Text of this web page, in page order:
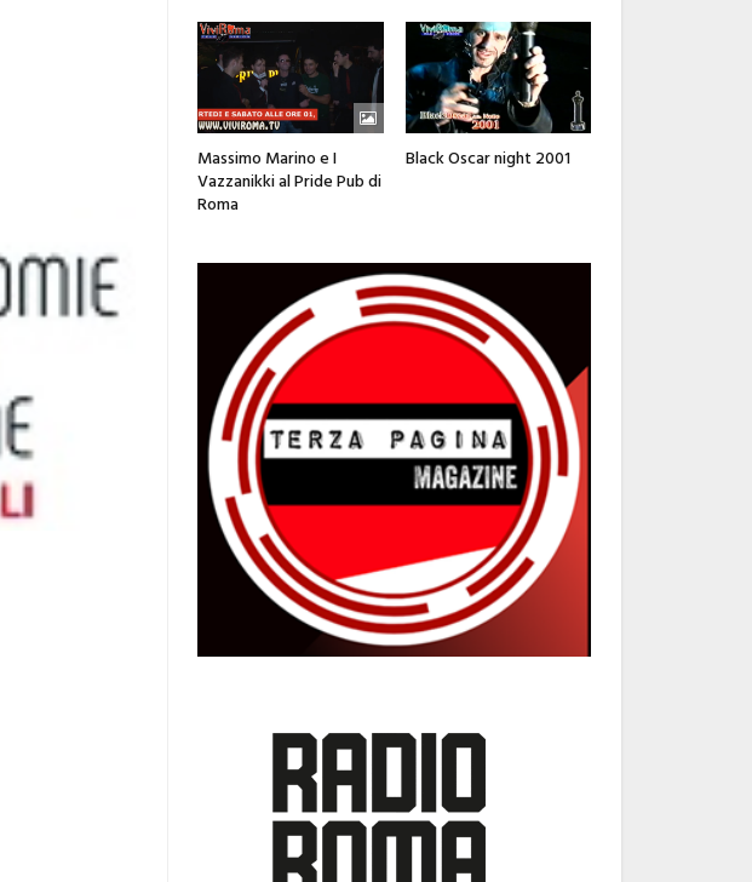
Massimo Marino e I
Vazzanikki al Pride Pub di
Roma
Black Oscar night 2001